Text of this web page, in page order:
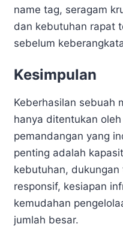
name tag, seragam
dan kebutuhan rapat
sebelum
Kesimpulan
Keberhasilan sebuah
hanya ditentukan
pemandangan yang
penting adalah
kebutuhan, dukungan
responsif, kesiapan
kemudahan
jumlah besar.